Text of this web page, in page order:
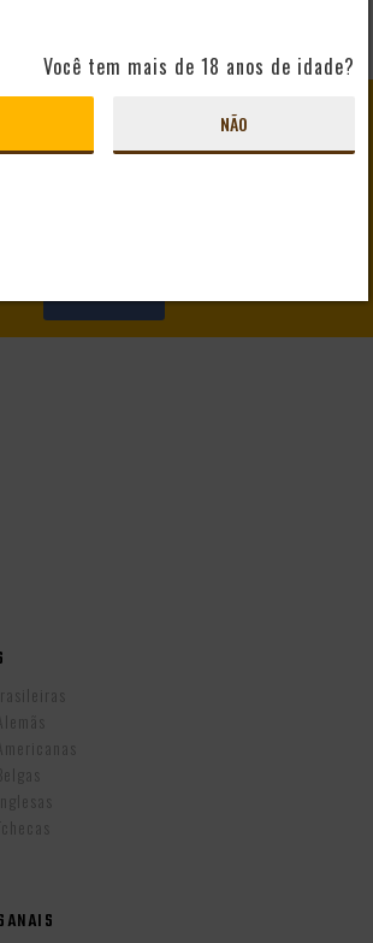
10% DE DESCONTO
PRIMEIRO PEDIDO
CADASTRAR
Você tem mais de 18 anos de idade?
NÃO